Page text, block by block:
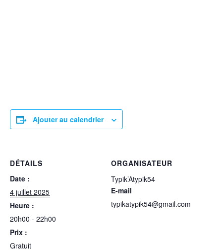
Ajouter au calendrier
DÉTAILS
Date :
4 juillet 2025
Heure :
20h00 - 22h00
Prix :
Gratuit
ORGANISATEUR
Typik’Atypik54
E-mail
typikatypik54@gmail.com